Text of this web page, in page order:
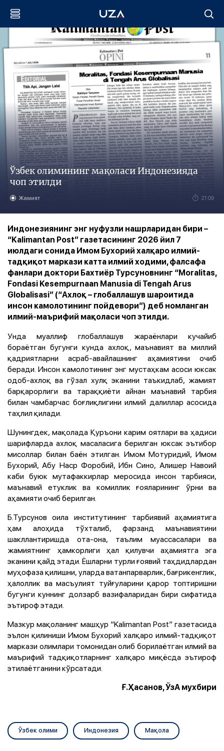
Ўзбек олимининг мақоласи Индонезияда
чоп этилди
Жамият 21:09
Индонезиянинг энг нуфузли нашрларидан бири –
“Kalimantan Post” газетасининг 2026 йил 7
июлдаги сонида Имом Бухорий халқаро илмий-
тадқиқот маркази катта илмий ходими, фалсафа
фанлари доктори Бахтиёр Турсуновнинг “Moralitas,
Fondasi Kesempurnaan Manusia di Tengah Arus
Globalisasi” (“Ахлоқ – глобаллашув шароитида
инсон камолотининг пойдевори”) деб номланган
илмий-маърифий мақоласи чоп этилди.
Унда муаллиф глобаллашув жараёнлари кучайиб
бораётган бугунги кунда ахлоқ, маънавият ва миллий
қадриятларни асраб-авайлашнинг аҳамиятини очиб
беради. Инсон камолотининг энг мустаҳкам асоси юксак
одоб-ахлоқ ва гўзал хулқ эканини таъкидлаб, жамият
барқарорлиги ва тараққиёти айнан маънавий тарбия
билан чамбарчас боғлиқлигини илмий далиллар асосида
таҳлил қилади.
Шунингдек, мақолада Қуръони карим оятлари ва ҳадиси
шарифларда ахлоқ масаласига берилган юксак эътибор
мисоллар билан баён этилган. Имом Мотуридий, Имом
Бухорий, Абу Наср Форобий, Ибн Сино, Алишер Навоий
каби буюк мутафаккирлар меросида инсон тарбияси,
маънавий етуклик ва комиллик ғояларининг ўрни ва
аҳамияти очиб берилган.
Б.Турсунов оила институтининг тарбиявий аҳамиятига
ҳам алоҳида тўхталиб, фарзанд маънавиятини
шакллантиришда ота-она, таълим муассасалари ва
жамиятнинг ҳамкорлиги ҳал қилувчи аҳамиятга эга
эканини қайд этади. Ёшларни турли ғоявий таҳдидлардан
муҳофаза қилишни, уларда ватанпарварлик, бағрикенглик,
ҳалоллик ва масъулият туйғуларини қарор топтиришни
бугунги куннинг долзарб вазифаларидан бири сифатида
эътироф этади.
Мазкур мақоланинг машҳур “Kalimantan Post” газетасида
эълон қилиниши Имом Бухорий халқаро илмий-тадқиқот
маркази олимлари томонидан олиб борилаётган илмий ва
маърифий тадқиқотларнинг халқаро миқёсда эътироф
этилаётганини кўрсатади.
Ғ.Ҳасанов, ЎзА мухбири
Ўзбек олими Индонезия Мақола